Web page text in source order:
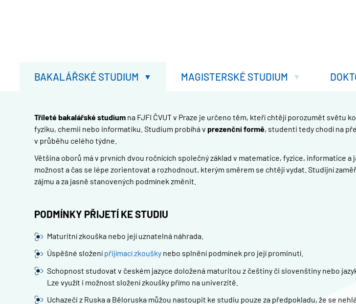
BAKALÁŘSKÉ STUDIUM MAGISTERSKÉ STUDIUM
Tříleté bakalářské studium na FJFI ČVUT v Praze je určeno těm, kteří chtějí porozumět světu
fyziku, chemii nebo informatiku. Studium probíhá v prezenční formě, studenti tedy chodí na
v průběhu celého týdne.
Většina oborů má v prvních dvou ročnících společný základ v matematice, fyzice, informatice a
možnost a čas se lépe zorientovat a rozhodnout, kterým směrem se chtějí vydat. Studijní
zájmu a za jasně stanovených podmínek změnit.
PODMÍNKY PŘIJETÍ KE STUDIU
Maturitní zkouška nebo její uznatelná náhrada.
Úspěšné složení přijímací zkouškynebo splnění podmínek pro její prominutí.
Schopnost studovat v českém jazyce doložená maturitou z češtiny či slovenštiny nebo
Lze využít i možnost složení zkoušky přímo na univerzitě.
Uchazeči z Ruska a Běloruska můžou nastoupit ke studiu pouze za předpokladu, že se